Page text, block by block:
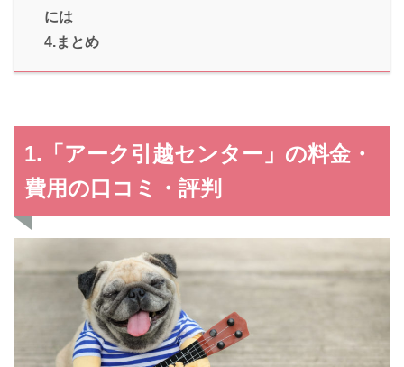
には
4.まとめ
1.「アーク引越センター」の料金・
費用の口コミ・評判